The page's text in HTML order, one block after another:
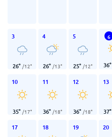
3
26° /12°
4
26° /13°
5
25° /12°
6
36°
10
35° /17°
11
36° /18°
12
36° /18°
13
37°
17 18 19 20